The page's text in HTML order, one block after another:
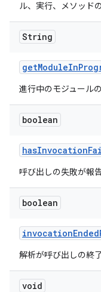
ル、実行、メソッド
String
getModuleIn
進行中のモジュール
boolean
hasInvocation
呼び出しの失敗が報
boolean
invocationEnded
解析が呼び出しの終
void